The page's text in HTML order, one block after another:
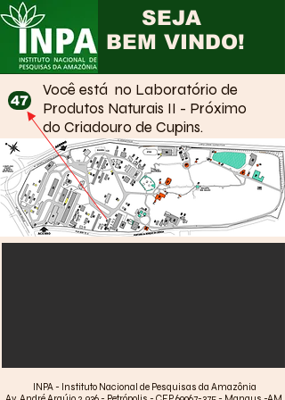
SEJA
BEM VINDO!
47
Você está no Laboratório de
Produtos Naturais II - Próximo
do Criadouro de Cupins.
INPA - Instituto Nacional de Pesquisas da Amazônia